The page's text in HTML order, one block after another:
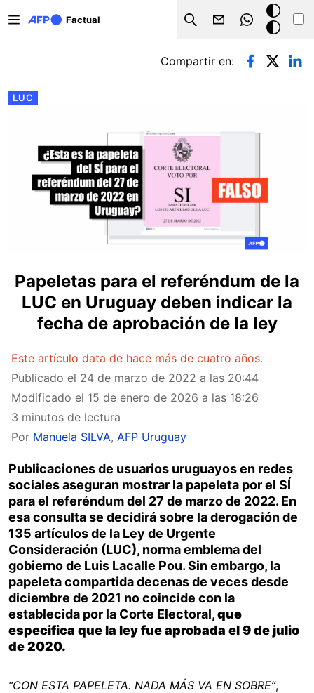
Factual
Search
Modo
oscuro
Solapas principales
LUC
Compartir en:
Papeletas para el referéndum de la
LUC en Uruguay deben indicar la
fecha de aprobación de la ley
Este artículo data de hace más de cuatro años.
Publicado el 24 de marzo de 2022 a las 20:44
Modificado el 15 de enero de 2026 a las 18:26
3 minutos de lectura
Por Manuela SILVA, AFP Uruguay
Publicaciones de usuarios uruguayos en redes
sociales aseguran mostrar la papeleta por el SÍ
para el referéndum del 27 de marzo de 2022. En
esa consulta se decidirá sobre la derogación de
135 artículos de la Ley de Urgente
Consideración (LUC), norma emblema del
gobierno de Luis Lacalle Pou. Sin embargo, la
papeleta compartida decenas de veces desde
diciembre de 2021 no coincide con la
establecida por la Corte Electoral,que
especifica que la ley fue aprobada el 9 de julio
de 2020.
“CON ESTA PAPELETA. NADA MÁS VA EN SOBRE”,